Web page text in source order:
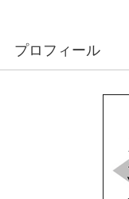
プロフィール